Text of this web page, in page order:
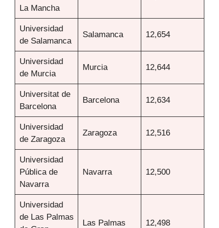
La Mancha
Universidad
de Salamanca
Salamanca 12,654
Universidad
de Murcia
Murcia 12,644
Universitat de
Barcelona
Barcelona 12,634
Universidad
de Zaragoza
Zaragoza 12,516
Universidad
Pública de
Navarra
Navarra 12,500
Universidad
de Las Palmas
Las Palmas 12,498